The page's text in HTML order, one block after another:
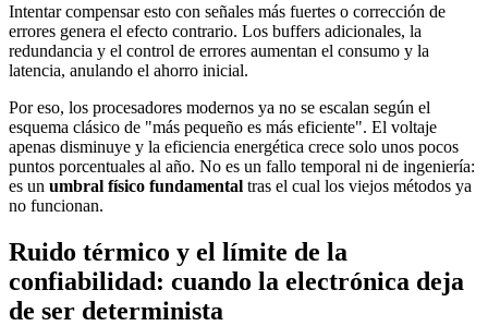
Intentar compensar esto con señales más fuertes o corrección de
errores genera el efecto contrario. Los buffers adicionales, la
redundancia y el control de errores aumentan el consumo y la
latencia, anulando el ahorro inicial.
Por eso, los procesadores modernos ya no se escalan según el
esquema clásico de "más pequeño es más eficiente". El voltaje
apenas disminuye y la eficiencia energética crece solo unos pocos
puntos porcentuales al año. No es un fallo temporal ni de ingeniería:
es un umbral físico fundamental tras el cual los viejos métodos ya
no funcionan.
Ruido térmico y el límite de la
confiabilidad: cuando la electrónica deja
de ser determinista